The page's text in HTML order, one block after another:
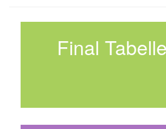
Final Tabelle